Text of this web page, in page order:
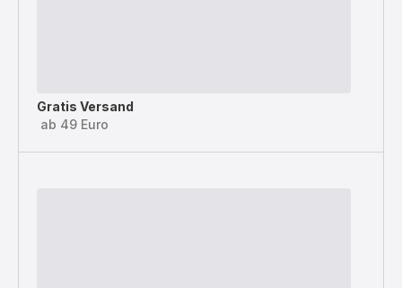
Gratis Versand
ab 49 Euro